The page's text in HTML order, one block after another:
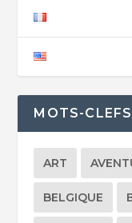
MOTS-CLEFS
ART
BELGIQUE